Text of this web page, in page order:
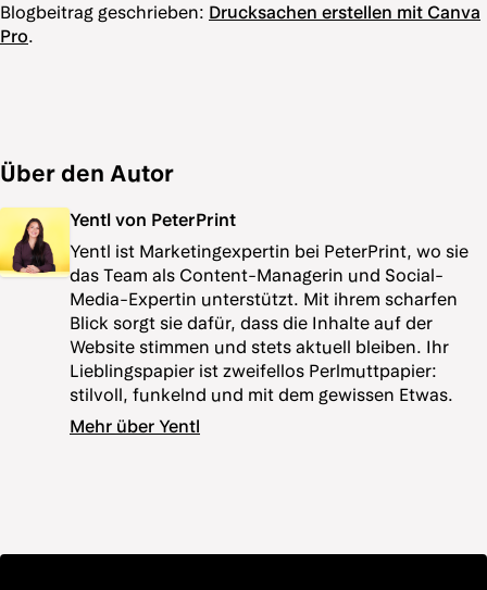
Blogbeitrag geschrieben: Drucksachen erstellen mit Canva
Pro.
Über den Autor
Yentl von PeterPrint
Yentl ist Marketingexpertin bei PeterPrint, wo sie
das Team als Content-Managerin und Social-
Media-Expertin unterstützt. Mit ihrem scharfen
Blick sorgt sie dafür, dass die Inhalte auf der
Website stimmen und stets aktuell bleiben. Ihr
Lieblingspapier ist zweifellos Perlmuttpapier:
stilvoll, funkelnd und mit dem gewissen Etwas.
Mehr über Yentl